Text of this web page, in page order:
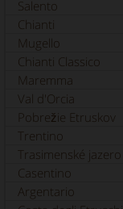
Salento
Chianti
Mugello
Chianti Classico
Maremma
Val d'Orcia
Pobrežie Etruskov
Trentino
Trasimenské jazero
Casentino
Argentario